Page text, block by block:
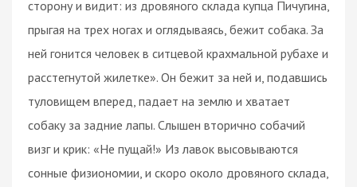
сторону и видит: из дровяного склада купца Пичугина,
прыгая на трех ногах и оглядываясь, бежит собака. За
ней гонится человек в ситцевой крахмальной рубахе и
расстегнутой жилетке». Он бежит за ней и, подавшись
туловищем вперед, падает на землю и хватает
собаку за задние лапы. Слышен вторично собачий
визг и крик: «Не пущай!» Из лавок высовываются
сонные физиономии, и скоро около дровяного склада,